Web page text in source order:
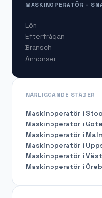
MASKINOPERATÖR –
Lön
Efterfrågan
Bransch
Annonser
NÄRLIGGANDE STÄDER
Maskinoperatör i
Maskinoperatör i
Maskinoperatör i
Maskinoperatör i
Maskinoperatör i
Maskinoperatör i